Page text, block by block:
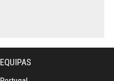
EQUIPAS